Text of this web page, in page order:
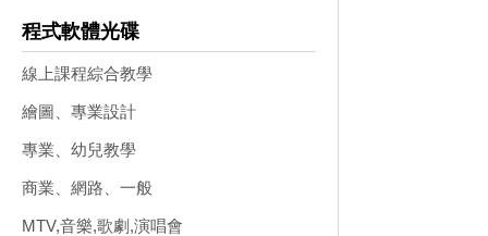
程式軟體光碟
線上課程綜合教學
繪圖、專業設計
專業、幼兒教學
商業、網路、一般
MTV,音樂,歌劇,演唱會